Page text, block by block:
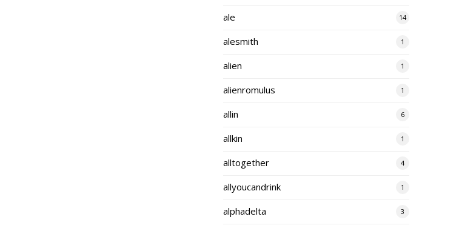
ale 14
alesmith 1
alien 1
alienromulus 1
allin 6
allkin 1
alltogether 4
allyoucandrink 1
alphadelta 3